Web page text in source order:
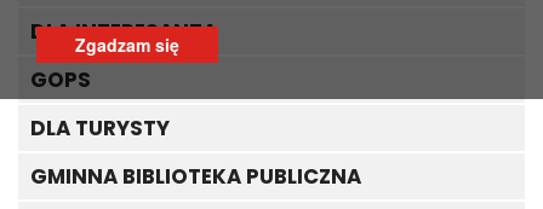
Zgadzam się
DLA INTERESANTA
GOPS
DLA TURYSTY
GMINNA BIBLIOTEKA PUBLICZNA